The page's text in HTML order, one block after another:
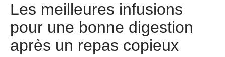
Les meilleures infusions
pour une bonne digestion
après un repas copieux